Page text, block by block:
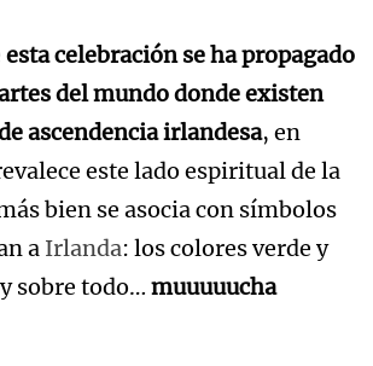
esta celebración se ha propagado
del mundo donde existen
ascendencia irlandesa, en
este lado espiritual de la
bien se asocia con símbolos
a Irlanda: los colores verde y
sobre todo… muuuuucha